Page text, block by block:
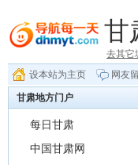
甘
去其它
设本站为主页
网友
甘肃地方门户
每日甘肃
中国甘肃网